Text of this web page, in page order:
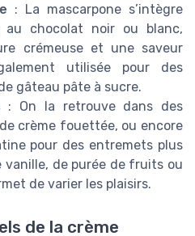
: La mascarpone s’intègre
au chocolat noir ou blanc,
crémeuse et une saveur
utilisée pour des
gâteau pâte à sucre.
: On la retrouve dans des
crème fouettée, ou encore
pour des entremets plus
vanille, de purée de fruits ou
de varier les plaisirs.
de la crème